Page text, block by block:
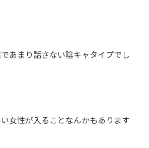
あまり話さない陰キャタイプでし
い女性が入ることなんかもあります